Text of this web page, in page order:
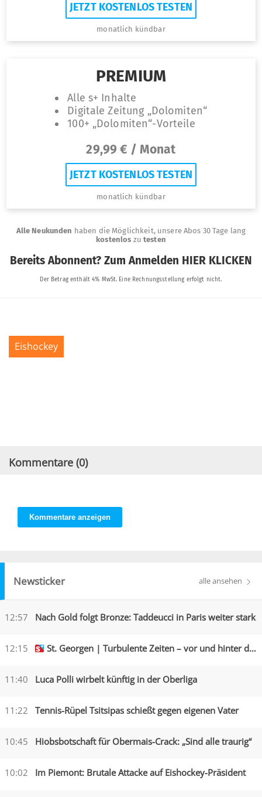
Eishockey
Kommentare (0)
Kommentare anzeigen
Newsticker alle ansehen
12:57 Nach Gold folgt Bronze: Taddeucci in Paris weiter stark
12:15 St. Georgen | Turbulente Zeiten – vor und hinter den Kulissen
11:40 Luca Polli wirbelt künftig in der Oberliga
11:22 Tennis-Rüpel Tsitsipas schießt gegen eigenen Vater
10:45 Hiobsbotschaft für Obermais-Crack: „Sind alle traurig“
10:02 Im Piemont: Brutale Attacke auf Eishockey-Präsident